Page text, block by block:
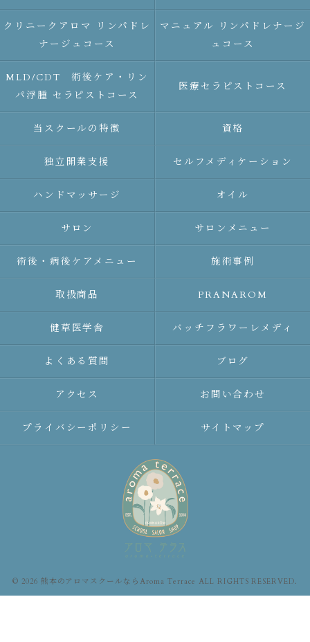
クリニークアロマ リンパドレ
ナージュコース
マニュアル リンパドレナージ
ュコース
MLD/CDT 術後ケア・リン
パ浮腫 セラピストコース
医療セラピストコース
当スクールの特徴 資格
独立開業支援 セルフメディケーション
ハンドマッサージ オイル
サロン サロンメニュー
術後・病後ケアメニュー 施術事例
取扱商品 PRANAROM
健草医学舎 バッチフラワーレメディ
よくある質問 ブログ
アクセス お問い合わせ
プライバシーポリシー サイトマップ
© 2026 熊本のアロマスクールならAroma Terrace ALL RIGHTS RESERVED.